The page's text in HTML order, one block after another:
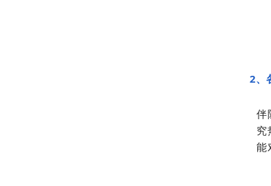
2、
伴
究
能